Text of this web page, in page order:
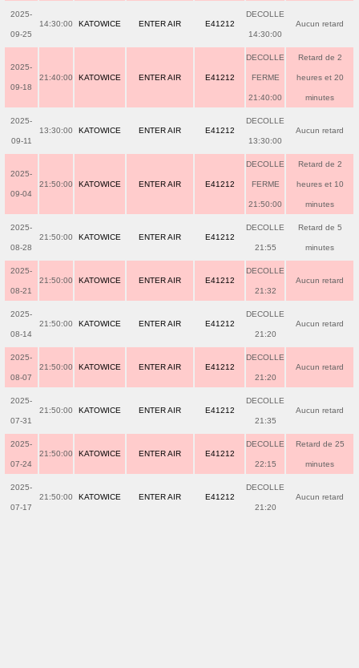
2025-
09-25
14:30:00 KATOWICE ENTER AIR E41212
DECOLLE
14:30:00
Aucun retard
2025-
09-18
21:40:00 KATOWICE ENTER AIR E41212
DECOLLE
FERME
21:40:00
Retard de 2
heures et 20
minutes
2025-
09-11
13:30:00 KATOWICE ENTER AIR E41212
DECOLLE
13:30:00
Aucun retard
2025-
09-04
21:50:00 KATOWICE ENTER AIR E41212
DECOLLE
FERME
21:50:00
Retard de 2
heures et 10
minutes
2025-
08-28
21:50:00 KATOWICE ENTER AIR E41212
DECOLLE
21:55
Retard de 5
minutes
2025-
08-21
21:50:00 KATOWICE ENTER AIR E41212
DECOLLE
21:32
Aucun retard
2025-
08-14
21:50:00 KATOWICE ENTER AIR E41212
DECOLLE
21:20
Aucun retard
2025-
08-07
21:50:00 KATOWICE ENTER AIR E41212
DECOLLE
21:20
Aucun retard
2025-
07-31
21:50:00 KATOWICE ENTER AIR E41212
DECOLLE
21:35
Aucun retard
2025-
07-24
21:50:00 KATOWICE ENTER AIR E41212
DECOLLE
22:15
Retard de 25
minutes
2025-
07-17
21:50:00 KATOWICE ENTER AIR E41212
DECOLLE
21:20
Aucun retard